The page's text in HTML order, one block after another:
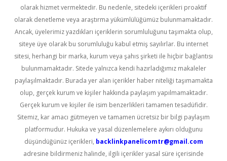
olarak hizmet vermektedir. Bu nedenle, sitedeki içerikleri proaktif
olarak denetleme veya araştırma yükümlülüğümüz bulunmamaktadır.
Ancak, üyelerimiz yazdıkları içeriklerin sorumluluğunu taşımakta olup,
siteye üye olarak bu sorumluluğu kabul etmiş sayılırlar. Bu internet
sitesi, herhangi bir marka, kurum veya şahıs şirketi ile hiçbir bağlantısı
bulunmamaktadır. Sitede yalnızca kendi hazırladığımız makaleler
paylaşılmaktadır. Burada yer alan içerikler haber niteliği taşımamakta
olup, gerçek kurum ve kişiler hakkında paylaşım yapılmamaktadır.
Gerçek kurum ve kişiler ile isim benzerlikleri tamamen tesadüfidir.
Sitemiz, kar amacı gütmeyen ve tamamen ücretsiz bir bilgi paylaşım
platformudur. Hukuka ve yasal düzenlemelere aykırı olduğunu
düşündüğünüz içerikleri, backlinkpanelicomtr@gmail.com
adresine bildirmeniz halinde, ilgili içerikler yasal süre içerisinde